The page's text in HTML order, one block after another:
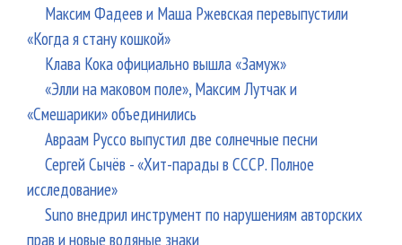
Максим Фадеев и Маша Ржевская перевыпустили
«Когда я стану кошкой»
Клава Кока официально вышла «Замуж»
«Элли на маковом поле», Максим Лутчак и
«Смешарики» объединились
Авраам Руссо выпустил две солнечные песни
Сергей Сычёв - «Хит-парады в СССР. Полное
исследование»
Suno внедрил инструмент по нарушениям авторских
прав и новые водяные знаки